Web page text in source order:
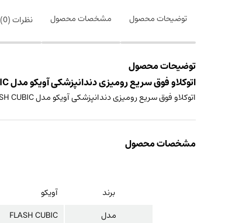
توضیحات محصول مشخصات محصول نظرات (0
)
توضیحات محصول
اتوکلاو فوق سریع رومیزی دندانپزشکی آویکو مدل FLASH CUBIC ظرفیت 22 لیتر ساخت ایران
اتوکلاو فوق سریع رومیزی دندانپزشکی آویکو مدل FLASH CUBIC ظرفیت 22 لیتر
مشخصات محصول
برند
آویکو
مدل
FLASH CUBIC